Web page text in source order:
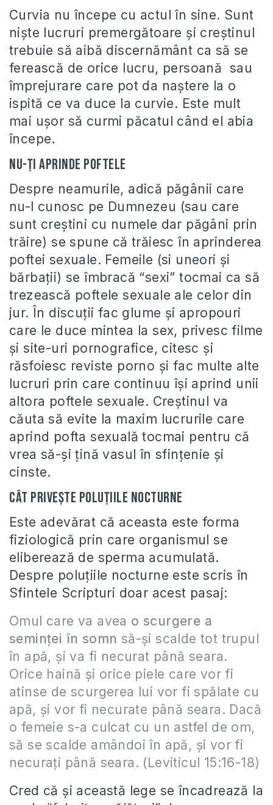
Curvia nu începe cu actul în sine. Sunt
nişte lucruri premergătoare şi creştinul
trebuie să aibă discernământ ca să se
ferească de orice lucru, persoană sau
împrejurare care pot da naştere la o
ispită ce va duce la curvie. Este mult
mai uşor să curmi păcatul când el abia
începe.
Nu-ţi aprinde poftele
Despre neamurile, adică păgânii care
nu-l cunosc pe Dumnezeu (sau care
sunt creştini cu numele dar păgâni prin
trăire) se spune că trăiesc în aprinderea
poftei sexuale. Femeile (si uneori şi
bărbaţii) se îmbracă “sexi” tocmai ca să
trezească poftele sexuale ale celor din
jur. În discuţii fac glume şi apropouri
care le duce mintea la sex, privesc filme
şi site-uri pornografice, citesc şi
răsfoiesc reviste porno şi fac multe alte
lucruri prin care continuu îşi aprind unii
altora poftele sexuale. Creştinul va
căuta să evite la maxim lucrurile care
aprind pofta sexuală tocmai pentru că
vrea să-şi ţină vasul în sfinţenie şi
cinste.
Cât priveşte poluţiile nocturne
Este adevărat că aceasta este forma
fiziologică prin care organismul se
eliberează de sperma acumulată.
Despre poluţiile nocturne este scris în
Sfintele Scripturi doar acest pasaj:
Omul care va avea o scurgere a
seminţei în somn să-şi scalde tot trupul
în apă, şi va fi necurat până seara.
Orice haină şi orice piele care vor fi
atinse de scurgerea lui vor fi spălate cu
apă, şi vor fi necurate până seara. Dacă
o femeie s-a culcat cu un astfel de om,
să se scalde amândoi în apă, şi vor fi
necuraţi până seara. (Leviticul 15:16-18)
Cred că şi această lege se încadrează la